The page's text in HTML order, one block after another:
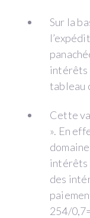
Sur la
intérêts
tableau
Cette
». En
intérêts
des
254/